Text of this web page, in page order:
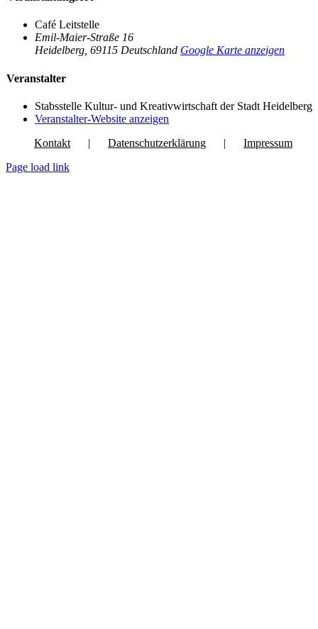
Café Leitstelle
Emil-Maier-Straße 16
Heidelberg 69115 Deutschland Google Karte anzeigen
Veranstalter
Stabsstelle Kultur- und Kreativwirtschaft der Stadt Heidelberg
Veranstalter-Website anzeigen
Kontakt
Datenschutzerklärung
Impressum
Page load link